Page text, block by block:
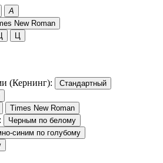
A
New Roman
Ц
(Кернинг):
Стандартный
Times New Roman
Черным по белому
синим по голубому